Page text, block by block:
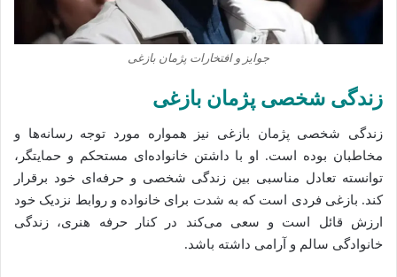
جوایز و افتخارات پژمان بازغی
زندگی شخصی پژمان بازغی
زندگی شخصی پژمان بازغی نیز همواره مورد توجه رسانه‌ها و
مخاطبان بوده است. او با داشتن خانواده‌ای مستحکم و حمایتگر،
توانسته تعادل مناسبی بین زندگی شخصی و حرفه‌ای خود برقرار
کند. بازغی فردی است که به شدت برای خانواده و روابط نزدیک خود
ارزش قائل است و سعی می‌کند در کنار حرفه هنری، زندگی
خانوادگی سالم و آرامی داشته باشد.